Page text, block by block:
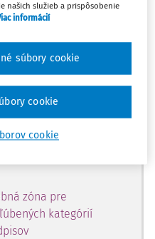
na 10 dní
zaregistrovať.
prístup aj k
obsahu:
zóna pre
kategórií
našich služieb a prispôsobenie
informácií
cookie
súbory cookie
cookie